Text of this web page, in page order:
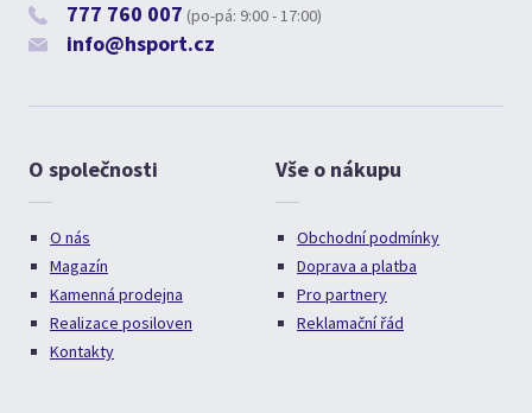
777 760 007 (po-pá: 9:00 - 17:00)
info@hsport.cz
O společnosti
O nás
Magazín
Kamenná prodejna
Realizace posiloven
Kontakty
Vše o nákupu
Obchodní podmínky
Doprava a platba
Pro partnery
Reklamační řád